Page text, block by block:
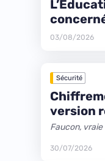
03/08/2026
Sécurité
version
Faucon,
30/07/2026